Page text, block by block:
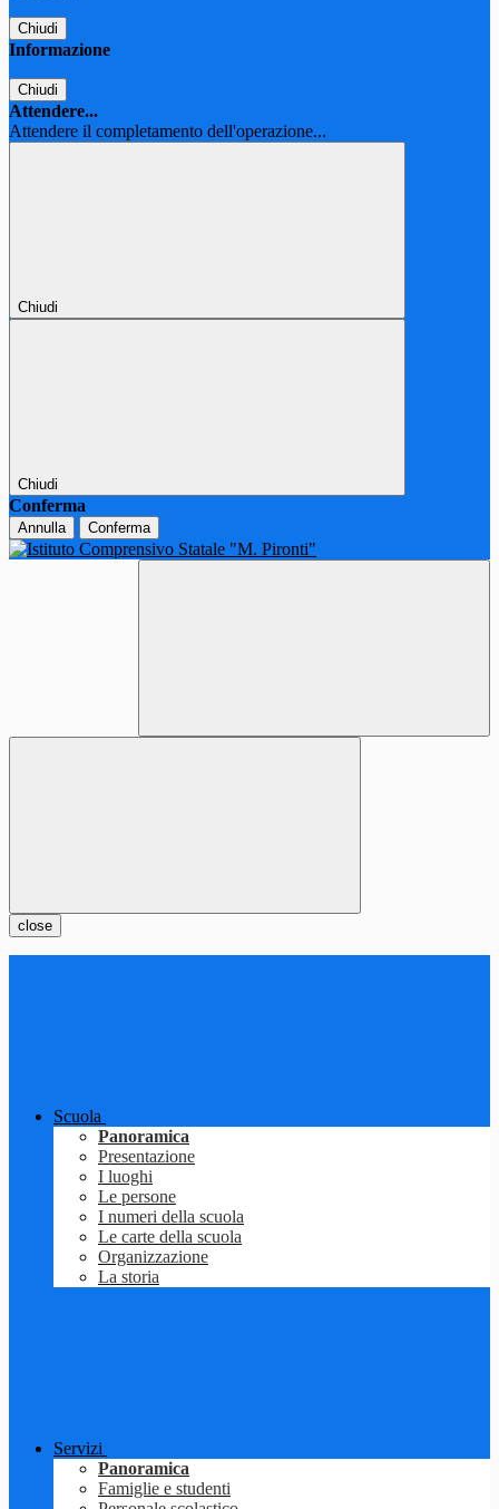
Chiudi
Informazione
Chiudi
Attendere...
Attendere il completamento dell'operazione...
Chiudi
Chiudi
Conferma
Annulla Conferma
close
Scuola
Panoramica
Presentazione
I luoghi
Le persone
I numeri della scuola
Le carte della scuola
Organizzazione
La storia
Servizi
Panoramica
Famiglie e studenti